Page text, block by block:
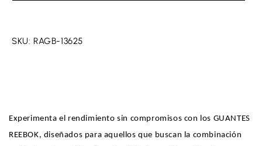
Talla
-
SKU: RAGB-13625
Experimenta el rendimiento sin compromisos con los GUANTES
REEBOK, diseñados para aquellos que buscan la combinación